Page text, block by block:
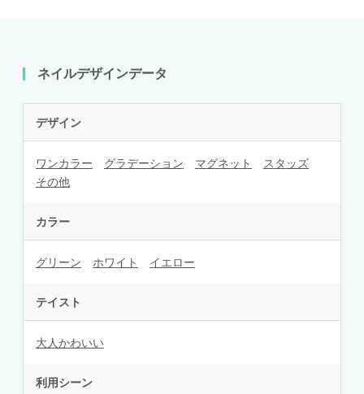
ネイルデザインデータ
デザイン
ワンカラー グラデーション マグネット
スタッズ
その他
カラー
グリーン ホワイト イエロー
テイスト
大人かわいい
利用シーン